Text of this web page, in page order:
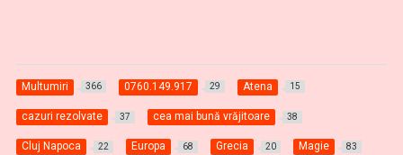
Multumiri 366 0760.149.917 29 Atena 15
cazuri rezolvate 37 cea mai bună vrăjitoare 38
Cluj Napoca 22 Europa 68 Grecia 20 Magie 83